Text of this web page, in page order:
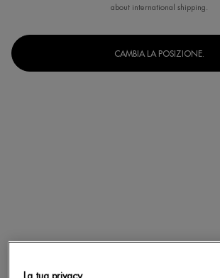
La tua privacy
about international shipping.
CAMBIA LA POSIZIONE.